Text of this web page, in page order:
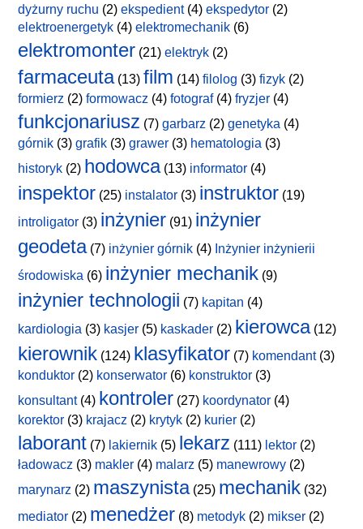
dyżurny ruchu (2) ekspedient(4) ekspedytor (2)
elektroenergetyk (4) elektromechanik (6)
elektromonter (21) elektryk (2)
farmaceuta(13) film (14) filolog (3) fizyk (2)
formierz (2) formowacz (4) fotograf(4) fryzjer (4)
funkcjonariusz (7) garbarz (2) genetyka (4)
górnik (3) grafik (3) grawer (3) hematologia (3)
historyk (2) hodowca(13) informator (4)
inspektor (25) instalator (3) instruktor (19)
introligator (3) inżynier (91) inżynier
geodeta(7) inżynier górnik (4) Inżynier inżynierii
środowiska (6) inżynier mechanik (9)
inżynier technologii (7) kapitan (4)
kardiologia (3) kasjer (5) kaskader (2) kierowca(12)
kierownik (124) klasyfikator (7) komendant(3)
konduktor (2) konserwator (6) konstruktor (3)
konsultant(4) kontroler (27) koordynator (4)
korektor (3) krajacz (2) krytyk (2) kurier (2)
laborant (7) lakiernik (5) lekarz (111) lektor (2)
ładowacz (3) makler (4) malarz (5) manewrowy (2)
marynarz (2) maszynista(25) mechanik (32)
mediator (2) menedżer (8) metodyk (2) mikser (2)